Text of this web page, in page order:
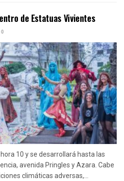
de Estatuas Vivientes
0
10 y se desarrollará hasta las
avenida Pringles y Azara. Cabe
climáticas adversas,...